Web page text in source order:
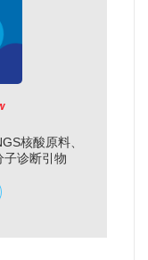
核酸原料、
子诊断引物